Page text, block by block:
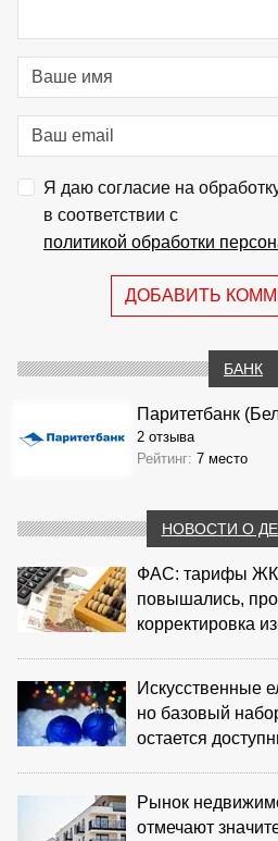
Я даю согласие на
в соответствии с
политикой обработки
ДОБАВИТЬ
БАНК
Паритетбанк
2 отзыва
Рейтинг: 7 место
НОВОСТИ О
ФАС: тарифы
повышались,
корректировка
Искусственные
но базовый
остается
Рынок
отмечают